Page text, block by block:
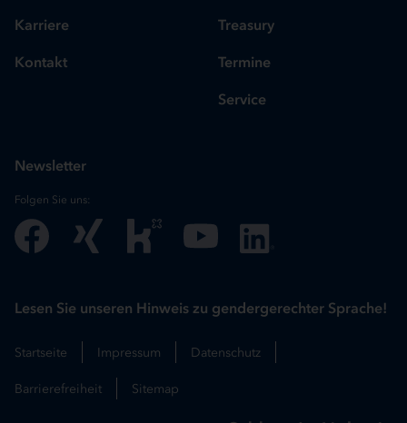
Karriere
Kontakt
Treasury
Termine
Service
Newsletter
Folgen Sie uns:
Lesen Sie unseren Hinweis zu gendergerechter Sprache!
Startseite Impressum Datenschutz
Barrierefreiheit Sitemap